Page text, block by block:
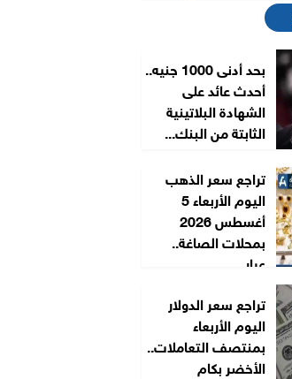
بحد أدنى 1000 جنيه..
أحدث عائد على
الشهادة البلاتينية
الثابتة من البنك...
تراجع سعر الذهب
اليوم الأربعاء 5
أغسطس 2026
بمحلات الصاغة..
عيار...
تراجع سعر الدولار
اليوم الأربعاء
بمنتصف التعاملات..
الأخضر بكام